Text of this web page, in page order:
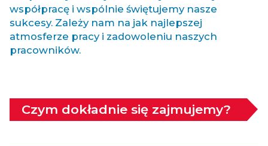
współpracę i wspólnie świętujemy nasze
sukcesy. Zależy nam na jak najlepszej
atmosferze pracy i zadowoleniu naszych
pracowników.
Czym dokładnie się zajmujemy?